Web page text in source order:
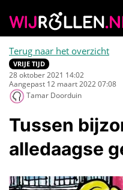
Terug naar het overzicht
VRIJE TIJD
28 oktober 2021 14:02
Aangepast 12 maart 2022 07:08
Tamar Doorduin
Tussen
alledaagse